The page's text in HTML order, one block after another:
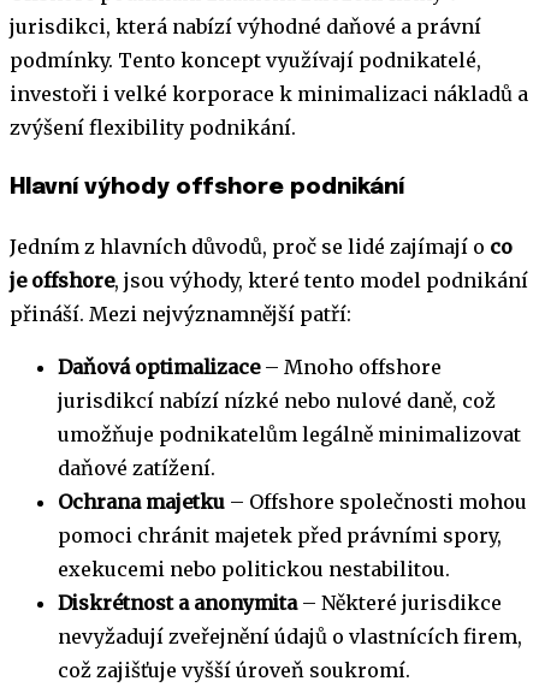
jurisdikci, která nabízí výhodné daňové a právní
podmínky. Tento koncept využívají podnikatelé,
investoři i velké korporace k minimalizaci nákladů a
zvýšení flexibility podnikání.
Hlavní výhody offshore podnikání
Jedním z hlavních důvodů, proč se lidé zajímají o co
je offshore, jsou výhody, které tento model podnikání
přináší. Mezi nejvýznamnější patří:
Daňová optimalizace– Mnoho offshore
jurisdikcí nabízí nízké nebo nulové daně, což
umožňuje podnikatelům legálně minimalizovat
daňové zatížení.
Ochrana majetku – Offshore společnosti mohou
pomoci chránit majetek před právními spory,
exekucemi nebo politickou nestabilitou.
Diskrétnost a anonymita– Některé jurisdikce
nevyžadují zveřejnění údajů o vlastnících firem,
což zajišťuje vyšší úroveň soukromí.